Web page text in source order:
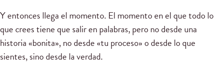
Y entonces llega el momento. El momento en el que todo lo
que crees tiene que salir en palabras, pero no desde una
historia «bonita», no desde «tu proceso» o desde lo que
sientes, sino desde la verdad.